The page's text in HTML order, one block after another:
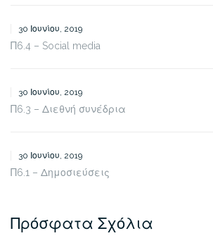
30 Ιουνίου, 2019
Π6.4 – Social media
30 Ιουνίου, 2019
Π6.3 – Διεθνή συνέδρια
30 Ιουνίου, 2019
Π6.1 – Δημοσιεύσεις
Πρόσφατα Σχόλια